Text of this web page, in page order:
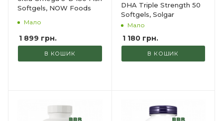
Softgels, NOW Foods
Мало
1 899 грн.
В КОШИК
DHA Triple Strength 50
Softgels, Solgar
Мало
1 180грн.
В КОШИК